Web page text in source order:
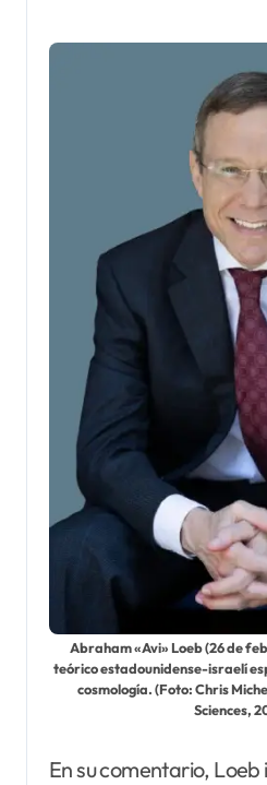
Abraham «Avi» Loeb (26 de
teórico estadounidense-israelí
cosmología. (Foto: Chris
Sciences,
En su comentario, Loeb